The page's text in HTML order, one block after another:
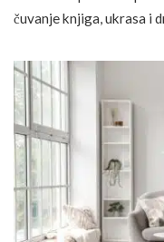
čuvanje knjiga, ukrasa i